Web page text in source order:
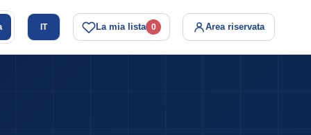
IT La mia lista 0 Area riservata